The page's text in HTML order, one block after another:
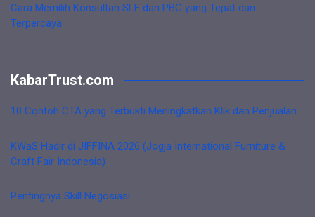
Cara Memilih Konsultan SLF dan PBG yang Tepat dan
Terpercaya
KabarTrust.com
10 Contoh CTA yang Terbukti Meningkatkan Klik dan Penjualan
KWaS Hadir di JIFFINA 2026 (Jogja International Furniture &
Craft Fair Indonesia)
Pentingnya Skill Negosiasi